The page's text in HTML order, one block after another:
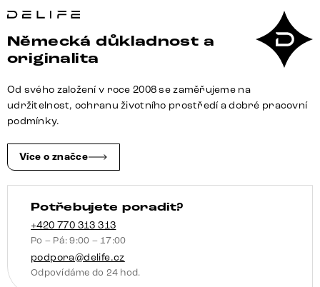
Zoa-
mikrovlákno
taupe
vintage
tenká
ocel
taštičkové
pružiny
množství
Německá důkladnost a
originalita
Od svého založení v roce 2008 se zaměřujeme na
udržitelnost, ochranu životního prostředí a dobré pracovní
podmínky.
Více o značce
Potřebujete poradit?
+420 770 313 313
Po – Pá: 9:00 – 17:00
podpora@delife.cz
Odpovídáme do 24 hod.